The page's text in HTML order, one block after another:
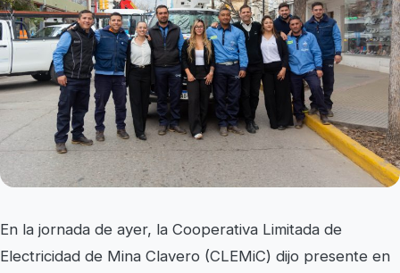
En la jornada de ayer, la Cooperativa Limitada de
Electricidad de Mina Clavero (CLEMiC) dijo presente en